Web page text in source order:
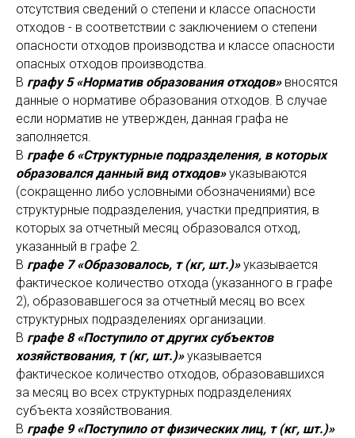
отсутствия сведений о степени и классе опасности
отходов - в соответствии с заключением о степени
опасности отходов производства и классе опасности
опасных отходов производства.
В графу 5 «Норматив образования отходов»вносятся
данные о нормативе образования отходов. В случае
если норматив не утвержден, данная графа не
заполняется.
В графе 6 «Структурные подразделения, в которых
образовался данный вид отходов»указываются
(сокращенно либо условными обозначениями) все
структурные подразделения, участки предприятия, в
которых за отчетный месяц образовался отход,
указанный в графе 2.
В графе 7 «Образовалось, т (кг, шт.)»указывается
фактическое количество отхода (указанного в графе
2), образовавшегося за отчетный месяц во всех
структурных подразделениях организации.
В графе 8 «Поступило от других субъектов
хозяйствования, т (кг, шт.)»указывается
фактическое количество отходов, образовавшихся
за месяц во всех структурных подразделениях
субъекта хозяйствования.
В графе 9 «Поступило от физических лиц, т (кг, шт.)»